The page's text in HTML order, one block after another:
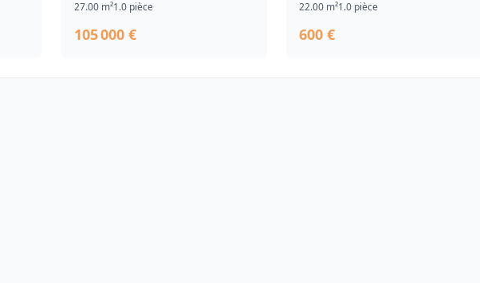
27.00 m²1.0 pièce
105 000 €
22.00 m²1.0 pièce
600 €